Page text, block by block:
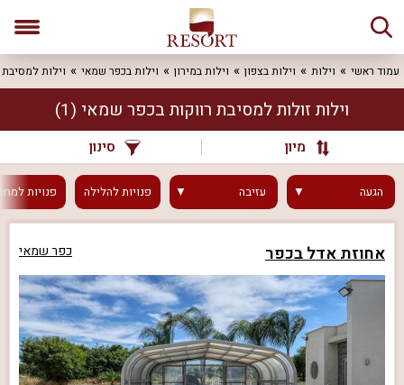
עמוד ראשי וילות וילות בצפון וילות במירון וילות בכפר שמאי וילות למסיבת
וילות זולות למסיבת רווקות בכפר שמאי (1)
מיון סינון
הגעה עזיבה פנויותלהלילה פנויות
אחוזת אדל בכפר כפר שמאי